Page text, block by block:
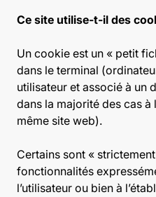
Ce site utilise-t-il des
Un cookie est un « petit
dans le terminal
utilisateur et associé à un
dans la majorité des cas à
même site web).
Certains sont «
fonctionnalités
l’utilisateur ou bien à